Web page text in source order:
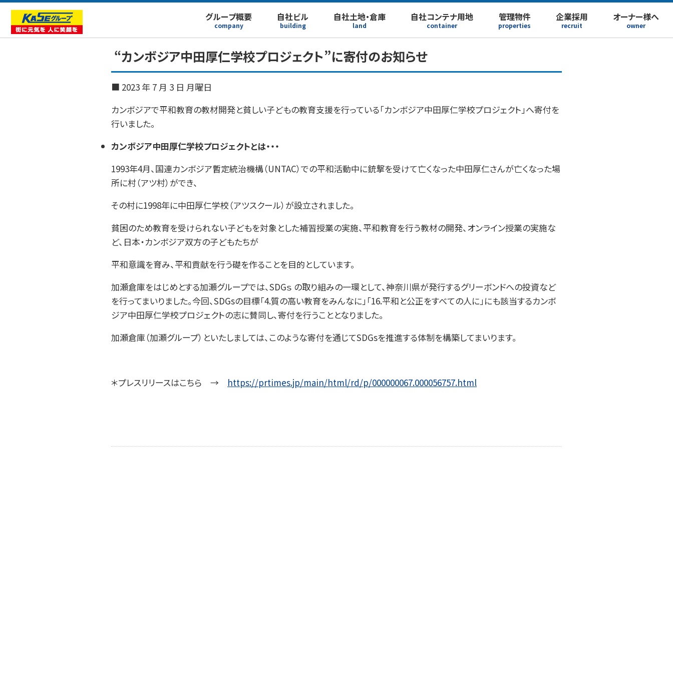
グループ概要
company
自社ビル
building
自社土地・倉庫
land
自社コンテナ用地
container
管理物件
properties
企業採用
recruit
オーナー様へ
owner
“カンボジア中田厚仁学校プロジェクト”に寄付のお知らせ
■ 2023 年 7 月 3 日 月曜日
カンボジアで平和教育の教材開発と貧しい子どもの教育支援を行っている「カンボジア中田厚仁学校プロジェクト」へ寄付を
行いました。
カンボジア中田厚仁学校プロジェクトとは・・・
1993年4月、国連カンボジア暫定統治機構（UNTAC）での平和活動中に銃撃を受けて亡くなった中田厚仁さんが亡くなった場
所に村（アツ村）ができ、
その村に1998年に中田厚仁学校（アツスクール）が設立されました。
貧困のため教育を受けられない子どもを対象とした補習授業の実施、平和教育を行う教材の開発、オンライン授業の実施な
ど、日本・カンボジア双方の子どもたちが
平和意識を育み、平和貢献を行う礎を作ることを目的としています。
加瀬倉庫をはじめとする加瀬グループでは、SDGｓ の取り組みの一環として、神奈川県が発行するグリーボンドへの投資など
を行ってまいりました。今回、SDGsの目標「4.質の高い教育をみんなに」「16.平和と公正をすべての人に」にも該当するカンボ
ジア中田厚仁学校プロジェクトの志に賛同し、寄付を行うこととなりました。
加瀬倉庫（加瀬グループ）といたしましては、このような寄付を通じてSDGsを推進する体制を構築してまいります。
＊プレスリリースはこちら → https://prtimes.jp/main/html/rd/p/000000067.000056757.html